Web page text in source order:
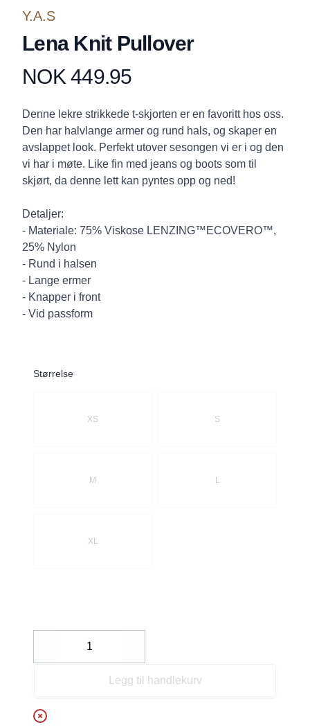
Y.A.S
Lena Knit Pullover
Produktdetaljer
NOK 449.95
Description
Denne lekre strikkede t-skjorten er en favoritt hos oss.
Den har halvlange armer og rund hals, og skaper en
avslappet look. Perfekt utover sesongen vi er i og den
vi har i møte. Like fin med jeans og boots som til
skjørt, da denne lett kan pyntes opp og ned!
Detaljer:
- Materiale: 75% Viskose LENZING™ECOVERO™,
25% Nylon
- Rund i halsen
- Lange ermer
- Knapper i front
- Vid passform
Størrelse
XS S
M L
XL
Decrease
Legg til handlekurv